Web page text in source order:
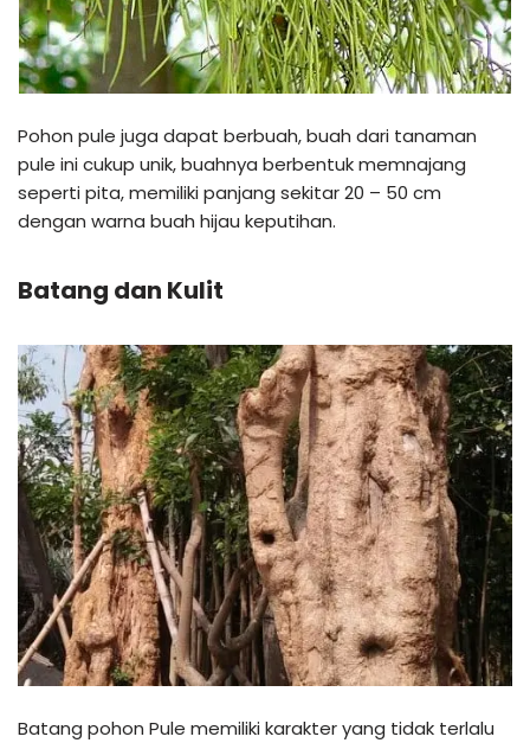
Pohon pule juga dapat berbuah, buah dari tanaman
pule ini cukup unik, buahnya berbentuk memnajang
seperti pita, memiliki panjang sekitar 20 – 50 cm
dengan warna buah hijau keputihan.
Batang dan Kulit
Batang pohon Pule memiliki karakter yang tidak terlalu